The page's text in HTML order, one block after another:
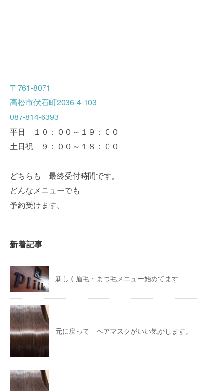
〒761-8071
高松市伏石町2036-4-103
087-814-6393
平日 １０：００～１９：００
土日祝 ９：００～１８：００
どちらも 最終受付時間です。
どんなメニューでも
予約受けます。
新着記事
新しく眉毛・まつ毛メニュー始めてます
元に戻って ヘアマスクがいい気がします。